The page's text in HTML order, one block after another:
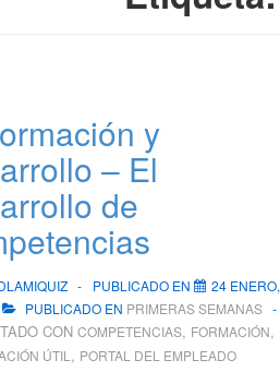
y
– El
de
PUBLICADO EN
24 ENERO,
PUBLICADO EN PRIMERAS SEMANAS
CON COMPETENCIAS, FORMACIÓN,
ÚTIL , PORTAL DEL EMPLEADO